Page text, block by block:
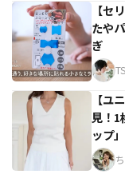
【セ
たや
ぎ
【ユ
見！1
ップ」